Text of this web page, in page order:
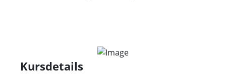
Kursdetails